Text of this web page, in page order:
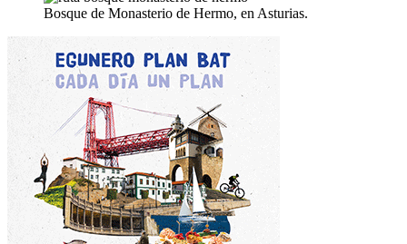
Bosque de Monasterio de Hermo, en Asturias.